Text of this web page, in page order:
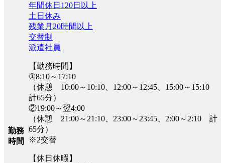
勤務
時間
年間休日120日以上
土日休み
残業月20時間以上
交替制
派遣社員
【勤務時間】
①8:10～17:10
（休憩 10:00～10:10、12:00～12:45、15:00～15:10
計65分）
②19:00～翌4:00
（休憩 21:00～21:10、23:00～23:45、2:00～2:10 計
65分）
※2交替
【休日休暇】